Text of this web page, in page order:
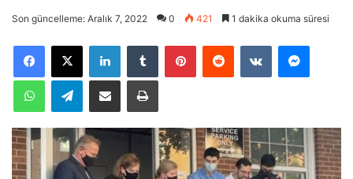
göndermek
Son güncelleme: Aralık 7, 2022 0 421 1 dakika okuma süresi
LinkedInTumblr PinterestReddit VKontakte
WhatsAppTelegramE-Posta ile paylaş Yazdır